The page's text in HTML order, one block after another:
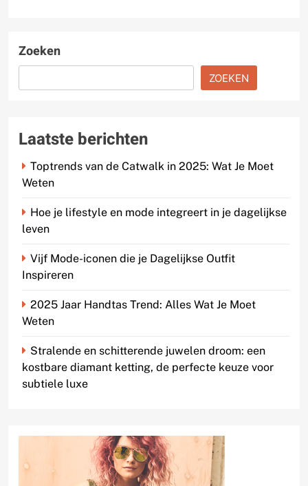
Zoeken
ZOEKEN
Laatste berichten
Toptrends van de Catwalk in 2025: Wat Je Moet
Weten
Hoe je lifestyle en mode integreert in je dagelijkse
leven
Vijf Mode-iconen die je Dagelijkse Outfit
Inspireren
2025 Jaar Handtas Trend: Alles Wat Je Moet
Weten
Stralende en schitterende juwelen droom: een
kostbare diamant ketting, de perfecte keuze voor
subtiele luxe